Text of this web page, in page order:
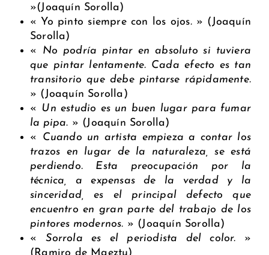
»(Joaquín Sorolla)
« Yo pinto siempre con los ojos.» (Joaquín
Sorolla)
« No podría pintar en absoluto si tuviera
que pintar lentamente. Cada efecto es tan
transitorio que debe pintarse rápidamente.
» (Joaquín Sorolla)
« Un estudio es un buen lugar para fumar
la pipa. » (Joaquín Sorolla)
« Cuando un artista empieza a contar los
trazos en lugar de la naturaleza, se está
perdiendo. Esta preocupación por la
técnica, a expensas de la verdad y la
sinceridad, es el principal defecto que
encuentro en gran parte del trabajo de los
pintores modernos. » (Joaquín Sorolla)
«Sorrola es el periodista del color. »